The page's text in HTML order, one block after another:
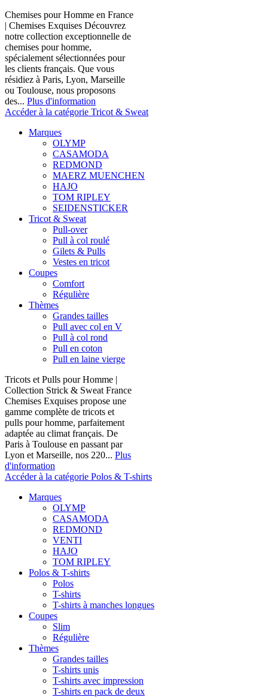
Chemises pour Homme en France
| Chemises Exquises Découvrez
notre collection exceptionnelle de
chemises pour homme,
spécialement sélectionnées pour
les clients français. Que vous
résidiez à Paris, Lyon, Marseille
ou Toulouse, nous proposons
des... Plus d'information
Accéder à la catégorie Tricot & Sweat
Marques
OLYMP
CASAMODA
REDMOND
MAERZ MUENCHEN
HAJO
TOM RIPLEY
SEIDENSTICKER
Tricot & Sweat
Pull-over
Pull à col roulé
Gilets & Pulls
Vestes en tricot
Coupes
Comfort
Régulière
Thèmes
Grandes tailles
Pull avec col en V
Pull à col rond
Pull en coton
Pull en laine vierge
Tricots et Pulls pour Homme |
Collection Strick & Sweat France
Chemises Exquises propose une
gamme complète de tricots et
pulls pour homme, parfaitement
adaptée au climat français. De
Paris à Toulouse en passant par
Lyon et Marseille, nos 220... Plus
d'information
Accéder à la catégorie Polos & T-shirts
Marques
OLYMP
CASAMODA
REDMOND
VENTI
HAJO
TOM RIPLEY
Polos & T-shirts
Polos
T-shirts
T-shirts à manches longues
Coupes
Slim
Régulière
Thèmes
Grandes tailles
T-shirts unis
T-shirts avec impression
T-shirts en pack de deux